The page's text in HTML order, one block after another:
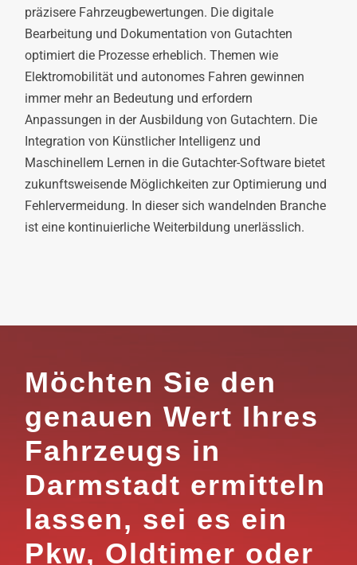
präzisere Fahrzeugbewertungen. Die digitale
Bearbeitung und Dokumentation von Gutachten
optimiert die Prozesse erheblich. Themen wie
Elektromobilität und autonomes Fahren gewinnen
immer mehr an Bedeutung und erfordern
Anpassungen in der Ausbildung von Gutachtern. Die
Integration von Künstlicher Intelligenz und
Maschinellem Lernen in die Gutachter-Software bietet
zukunftsweisende Möglichkeiten zur Optimierung und
Fehlervermeidung. In dieser sich wandelnden Branche
ist eine kontinuierliche Weiterbildung unerlässlich.
Möchten Sie den
genauen Wert Ihres
Fahrzeugs in
Darmstadt ermitteln
lassen, sei es ein
Pkw, Oldtimer oder